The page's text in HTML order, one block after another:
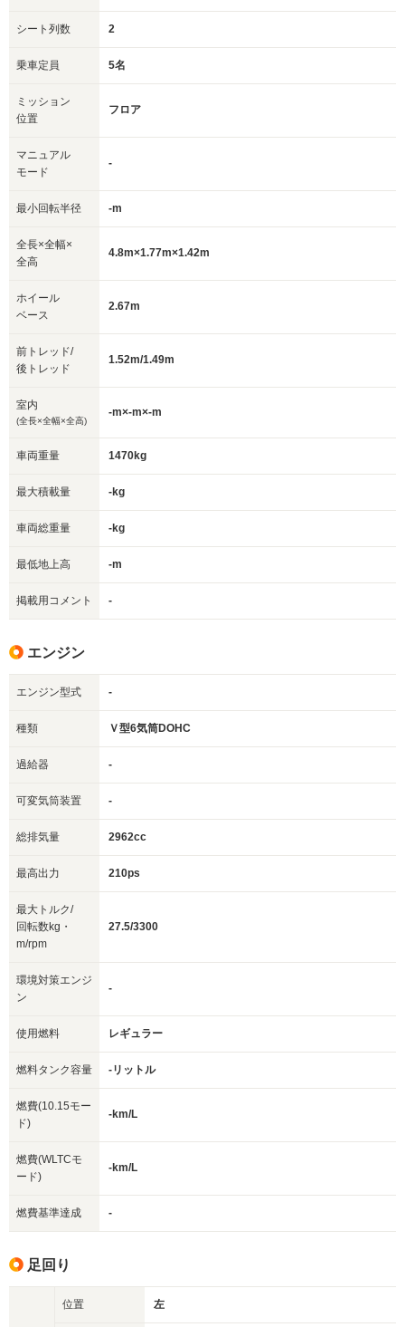
シート列数 2
乗車定員 5名
ミッション
位置
フロア
マニュアル
モード
-
最小回転半径 -m
全長×全幅×
全高
4.8m×1.77m×1.42m
ホイール
ベース
2.67m
前トレッド/
後トレッド
1.52m/1.49m
室内
(全長×全幅×全高)
-m×-m×-m
車両重量 1470kg
最大積載量 -kg
車両総重量 -kg
最低地上高 -m
掲載用コメント -
エンジン
エンジン型式 -
種類 Ｖ型6気筒DOHC
過給器 -
可変気筒装置 -
総排気量 2962cc
最高出力 210ps
最大トルク/
回転数kg・
m/rpm
27.5/3300
環境対策エンジ
ン
-
使用燃料 レギュラー
燃料タンク容量 -リットル
燃費(10.15モー
ド)
-km/L
燃費(WLTCモ
ード)
-km/L
燃費基準達成 -
足回り
位置 左